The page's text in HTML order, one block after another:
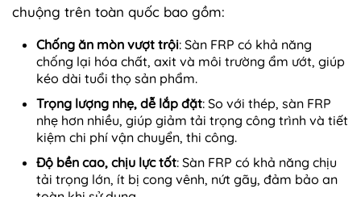
chuộng trên toàn quốc bao gồm:
Chống ăn mòn vượt trội: Sàn FRP có khả năng
chống lại hóa chất, axit và môi trường ẩm ướt, giúp
kéo dài tuổi thọ sản phẩm.
Trọng lượng nhẹ, dễ lắp đặt: So với thép, sàn FRP
nhẹ hơn nhiều, giúp giảm tải trọng công trình và tiết
kiệm chi phí vận chuyển, thi công.
Độ bền cao, chịu lực tốt: Sàn FRP có khả năng chịu
tải trọng lớn, ít bị cong vênh, nứt gãy, đảm bảo an